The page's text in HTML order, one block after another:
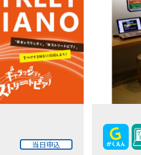
当日申込